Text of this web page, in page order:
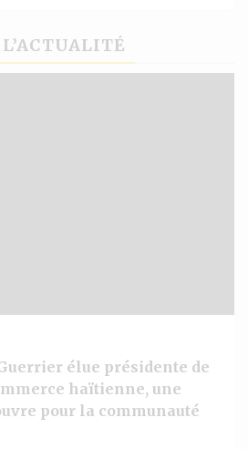
élue présidente de
haïtienne, une
pour la communauté